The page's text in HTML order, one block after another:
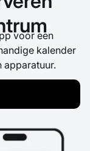
voor een
kalender
apparatuur.